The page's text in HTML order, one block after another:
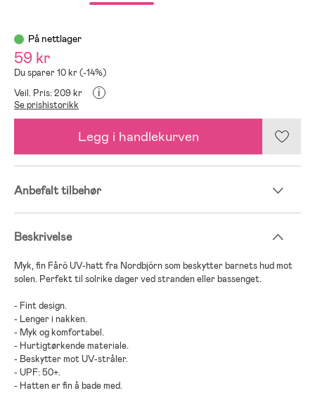
På nettlager
59 kr
Du sparer 10 kr (-14%)
Veil. Pris: 209 kr
i
Se prishistorikk
Legg i handlekurven
Anbefalt tilbehør
Beskrivelse
Myk, fin Fårö UV-hatt fra Nordbjörn som beskytter barnets hud mot
solen. Perfekt til solrike dager ved stranden eller bassenget.
- Fint design.
- Lenger i nakken.
- Myk og komfortabel.
- Hurtigtørkende materiale.
- Beskytter mot UV-stråler.
- UPF: 50+.
- Hatten er fin å bade med.